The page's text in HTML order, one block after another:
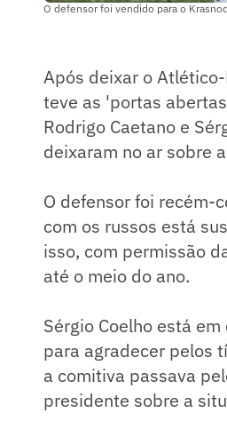
O defensor foi vendido para o
Após deixar o
teve as 'portas
Rodrigo Caetano e
deixaram no ar sobre
O defensor foi recém-
com os russos está
isso, com permissão
até o meio do ano.
Sérgio Coelho está
para agradecer pelos
a comitiva passava
presidente sobre a